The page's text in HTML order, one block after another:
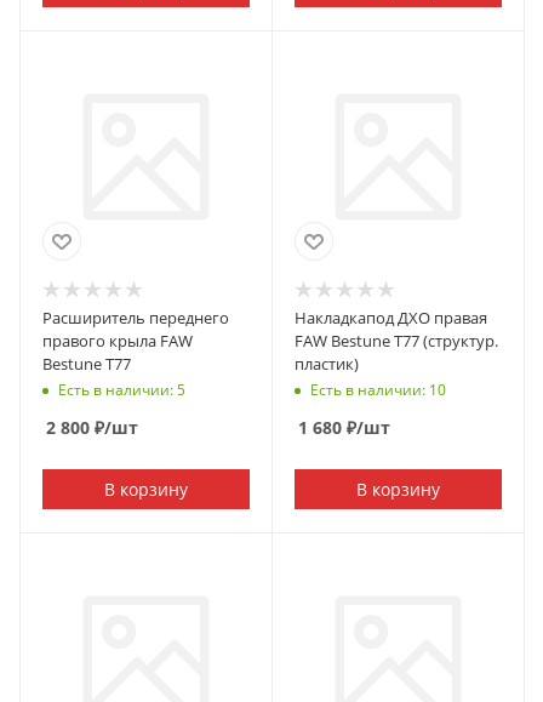
Расширитель переднего
правого крыла FAW
Bestune T77
Есть в наличии: 5
2 800 ₽/шт
В корзину
Накладкапод ДХО правая
FAW Bestune T77 (структур.
пластик)
Есть в наличии: 10
1 680 ₽/шт
В корзину